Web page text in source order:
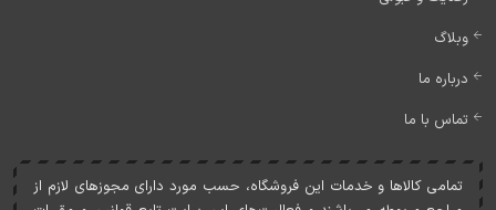
وبلاگ
درباره ما
تماس با ما
تمامی کالاها و خدمات اين فروشگاه، حسب مورد دارای مجوزهای لازم از